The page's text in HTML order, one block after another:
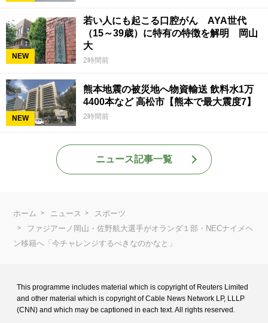
NEW
若い人にも起こる口腔がん AYA世代
（15～39歳）に特有の特徴を解明 岡山
大
2時間前
NEW
熊本地震の被災地へ物資輸送 飲料水1万
4400本など 高松市【熊本で最大震度7】
2時間前
ニュース記事一覧
ホーム ニュース
スポーツ
ファジアーノ岡山・佐野航大選手がオランダ１部・NECナイメヘ
ン移籍へ「今チャレンジするべきなのかなと」
This programme includes material which is copyright of Reuters Limited
and other material which is copyright of Cable News Network LP, LLLP
(CNN) and which may be captioned in each text. All rights reserved.